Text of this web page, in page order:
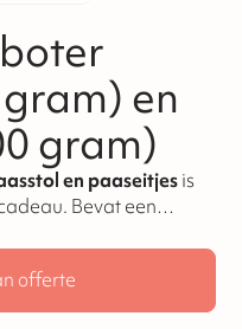
en
gram)
en paaseitjes is
Bevat een
offerte